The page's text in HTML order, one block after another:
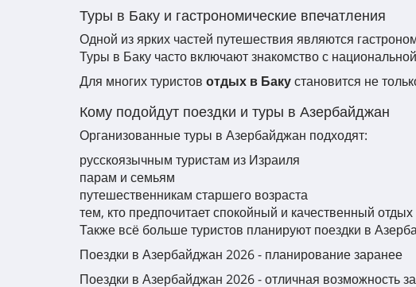
Туры в Баку и гастрономические впечатления
Одной из ярких частей путешествия являются
Туры в Баку часто включают знакомство с
Для многих туристов отдых в Бакустановится не
Кому подойдут поездки и туры в Азербайджан
Организованные туры в Азербайджан подходят:
русскоязычным туристам из Израиля
парам и семьям
путешественникам старшего возраста
тем, кто предпочитает спокойный и качественный отдых
Также всё больше туристов планируют поездки в
Поездки в Азербайджан 2026 - планирование заранее
Поездки в Азербайджан 2026 - отличная возможность